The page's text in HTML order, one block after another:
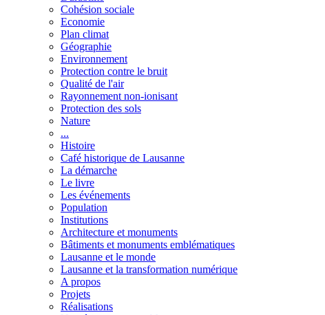
Cohésion sociale
Economie
Plan climat
Géographie
Environnement
Protection contre le bruit
Qualité de l'air
Rayonnement non-ionisant
Protection des sols
Nature
...
Histoire
Café historique de Lausanne
La démarche
Le livre
Les événements
Population
Institutions
Architecture et monuments
Bâtiments et monuments emblématiques
Lausanne et le monde
Lausanne et la transformation numérique
A propos
Projets
Réalisations